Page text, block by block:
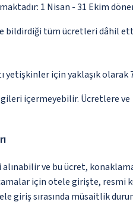
1 Nisan - 31 Ekim
bildirdiği tüm ücretleri dâhil
yetişkinler için yaklaşık olarak
içermeyebilir. Ücretlere ve
alınabilir ve bu ücret,
için otele girişte, resmi
giriş sırasında müsaitlik